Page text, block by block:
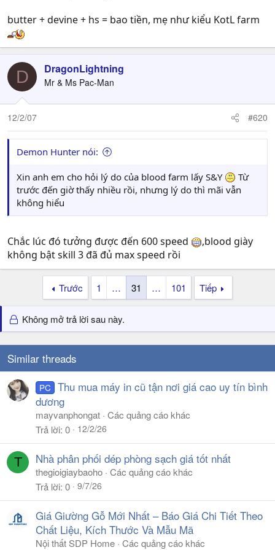
butter + devine + hs = bao tiền, mẹ như kiểu KotL farm
D DragonLightning
Mr & Ms Pac-Man
12/2/07 #620
Demon Hunter nói:
Xin anh em cho hỏi lý do của blood farm lấy S&Y
Từ
trước đến giờ thấy nhiều rồi, nhưng lý do thì mãi vẫn
không hiểu
Chắc lúc đó tưởng được đến 600 speed
,blood giày
không bật skill 3 đã đủ max speed rồi
Trước 1 … 31 … 101 Tiếp
Không mở trả lời sau này.
Similar threads
PC Thu mua máy in cũ tận nơi giá cao uy tín bình
dương
mayvanphongat Các quảng cáo khác
Trả lời 0 12/2/26
T Nhà phân phối dép phòng sạch giá tốt nhất
thegioigiaybaoho Các quảng cáo khác
Trả lời 0 9/7/26
Giá Giường Gỗ Mới Nhất – Báo Giá Chi Tiết Theo
Chất Liệu, Kích Thước Và Mẫu Mã
Nội thất SDP Home Các quảng cáo khác